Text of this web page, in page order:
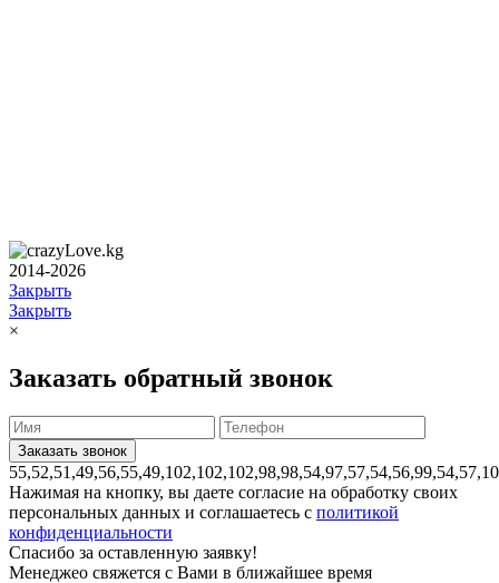
2014-2026
Закрыть
Закрыть
×
Заказать обратный звонок
Нажимая на кнопку, вы даете согласие на обработку своих
персональных данных и соглашаетесь с политикой
конфиденциальности
Спасибо за оставленную заявку!
Менеджео свяжется с Вами в ближайшее время